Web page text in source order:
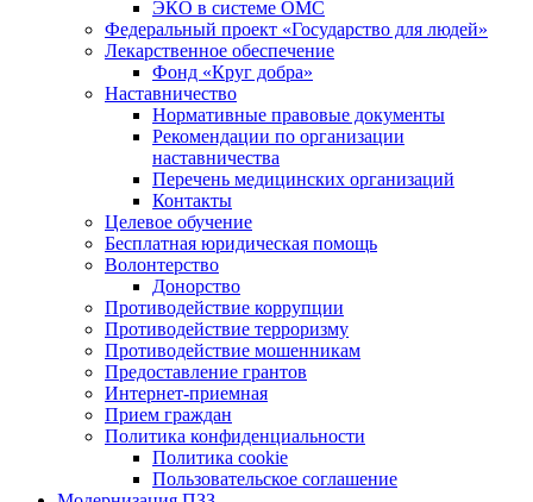
ЭКО в системе ОМС
Федеральный проект «Государство для людей»
Лекарственное обеспечение
Фонд «Круг добра»
Наставничество
Нормативные правовые документы
Рекомендации по организации
наставничества
Перечень медицинских организаций
Контакты
Целевое обучение
Бесплатная юридическая помощь
Волонтерство
Донорство
Противодействие коррупции
Противодействие терроризму
Противодействие мошенникам
Предоставление грантов
Интернет-приемная
Прием граждан
Политика конфиденциальности
Политика cookie
Пользовательское соглашение